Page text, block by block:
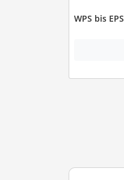
WPS bis EPS